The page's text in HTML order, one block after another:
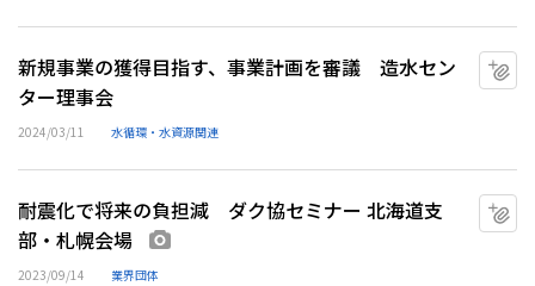
新規事業の獲得目指す、事業計画を審議 造水セン
ター理事会
2024/03/11 水循環・水資源関連
耐震化で将来の負担減 ダク協セミナー 北海道支
部・札幌会場
2023/09/14 業界団体